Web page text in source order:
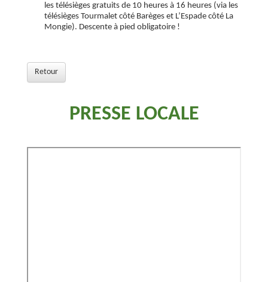
les télésièges gratuits de 10 heures à 16 heures (via les
télésièges Tourmalet côté Barèges et L’Espade côté La
Mongie). Descente à pied obligatoire !
Retour
PRESSE LOCALE